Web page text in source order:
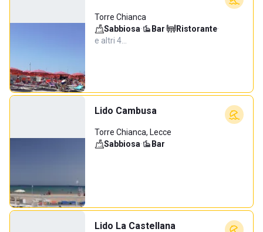
Torre Chianca
Sabbiosa· Bar· Ristorante·
e altri 4…
Lido Cambusa
Torre Chianca, Lecce
Sabbiosa· Bar
Lido La Castellana